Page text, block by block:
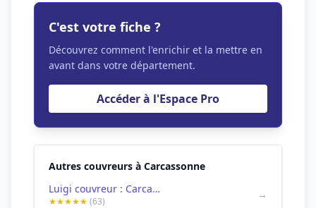
C'est votre fiche ?
Découvrez comment l'enrichir et la mettre en
avant dans votre département.
Accéder à l'Espace Pro
Autres couvreurs à Carcassonne
Luigi couvreur : Carcassonne
★★★★★ (63)
→